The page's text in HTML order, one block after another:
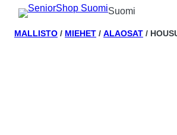
Suomi
MALLISTO / MIEHET / ALAOSAT /